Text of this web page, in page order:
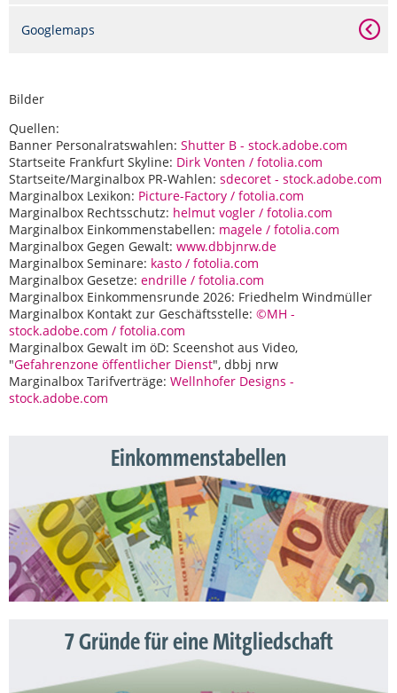
Googlemaps
Bilder
Quellen:
Banner Personalratswahlen: Shutter B - stock.adobe.com
Startseite Frankfurt Skyline: Dirk Vonten / fotolia.com
Startseite/Marginalbox PR-Wahlen: sdecoret - stock.adobe.com
Marginalbox Lexikon: Picture-Factory / fotolia.com
Marginalbox Rechtsschutz: helmut vogler / fotolia.com
Marginalbox Einkommenstabellen: magele / fotolia.com
Marginalbox Gegen Gewalt: www.dbbjnrw.de
Marginalbox Seminare: kasto / fotolia.com
Marginalbox Gesetze: endrille / fotolia.com
Marginalbox Einkommensrunde 2026: Friedhelm Windmüller
Marginalbox Kontakt zur Geschäftsstelle: ©MH -
stock.adobe.com / fotolia.com
Marginalbox Gewalt im öD: Sceenshot aus Video,
"Gefahrenzone öffentlicher Dienst", dbbj nrw
Marginalbox Tarifverträge: Wellnhofer Designs -
stock.adobe.com
Einkommenstabellen
7 Gründe für eine Mitgliedschaft